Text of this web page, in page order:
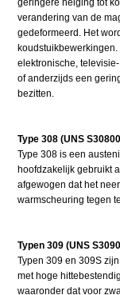
verandering van de
gedeformeerd. Het
elektronische,
of anderzijds een
bezitten.
Type 308 (UNS
Type 308 is een
hoofdzakelijk gebruikt
afgewogen dat het
warmscheuring tegen
Typen 309 (UNS
Typen 309 en 309S
met hoge
waaronder dat voor